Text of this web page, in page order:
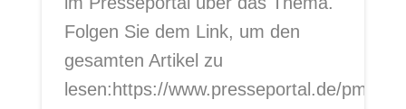
Folgen Sie dem Link, um den
gesamten Artikel zu
lesen:https://www.presseportal.de/pm/